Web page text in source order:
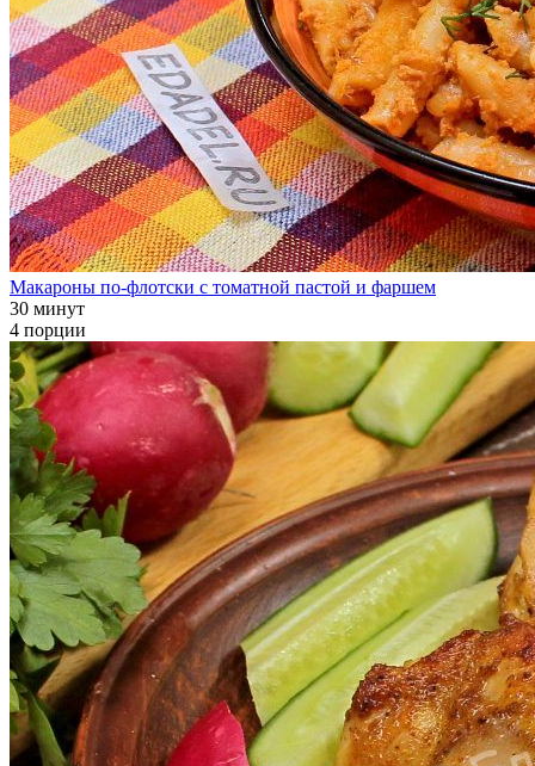
Макароны по-флотски с томатной пастой и фаршем
30 минут
4 порции